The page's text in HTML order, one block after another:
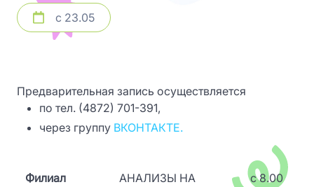
с 23.05
Предварительная запись осуществляется
по тел. (4872) 701-391,
через группу ВКОНТАКТЕ.
Филиал
АНАЛИЗЫ НА
c 8.00